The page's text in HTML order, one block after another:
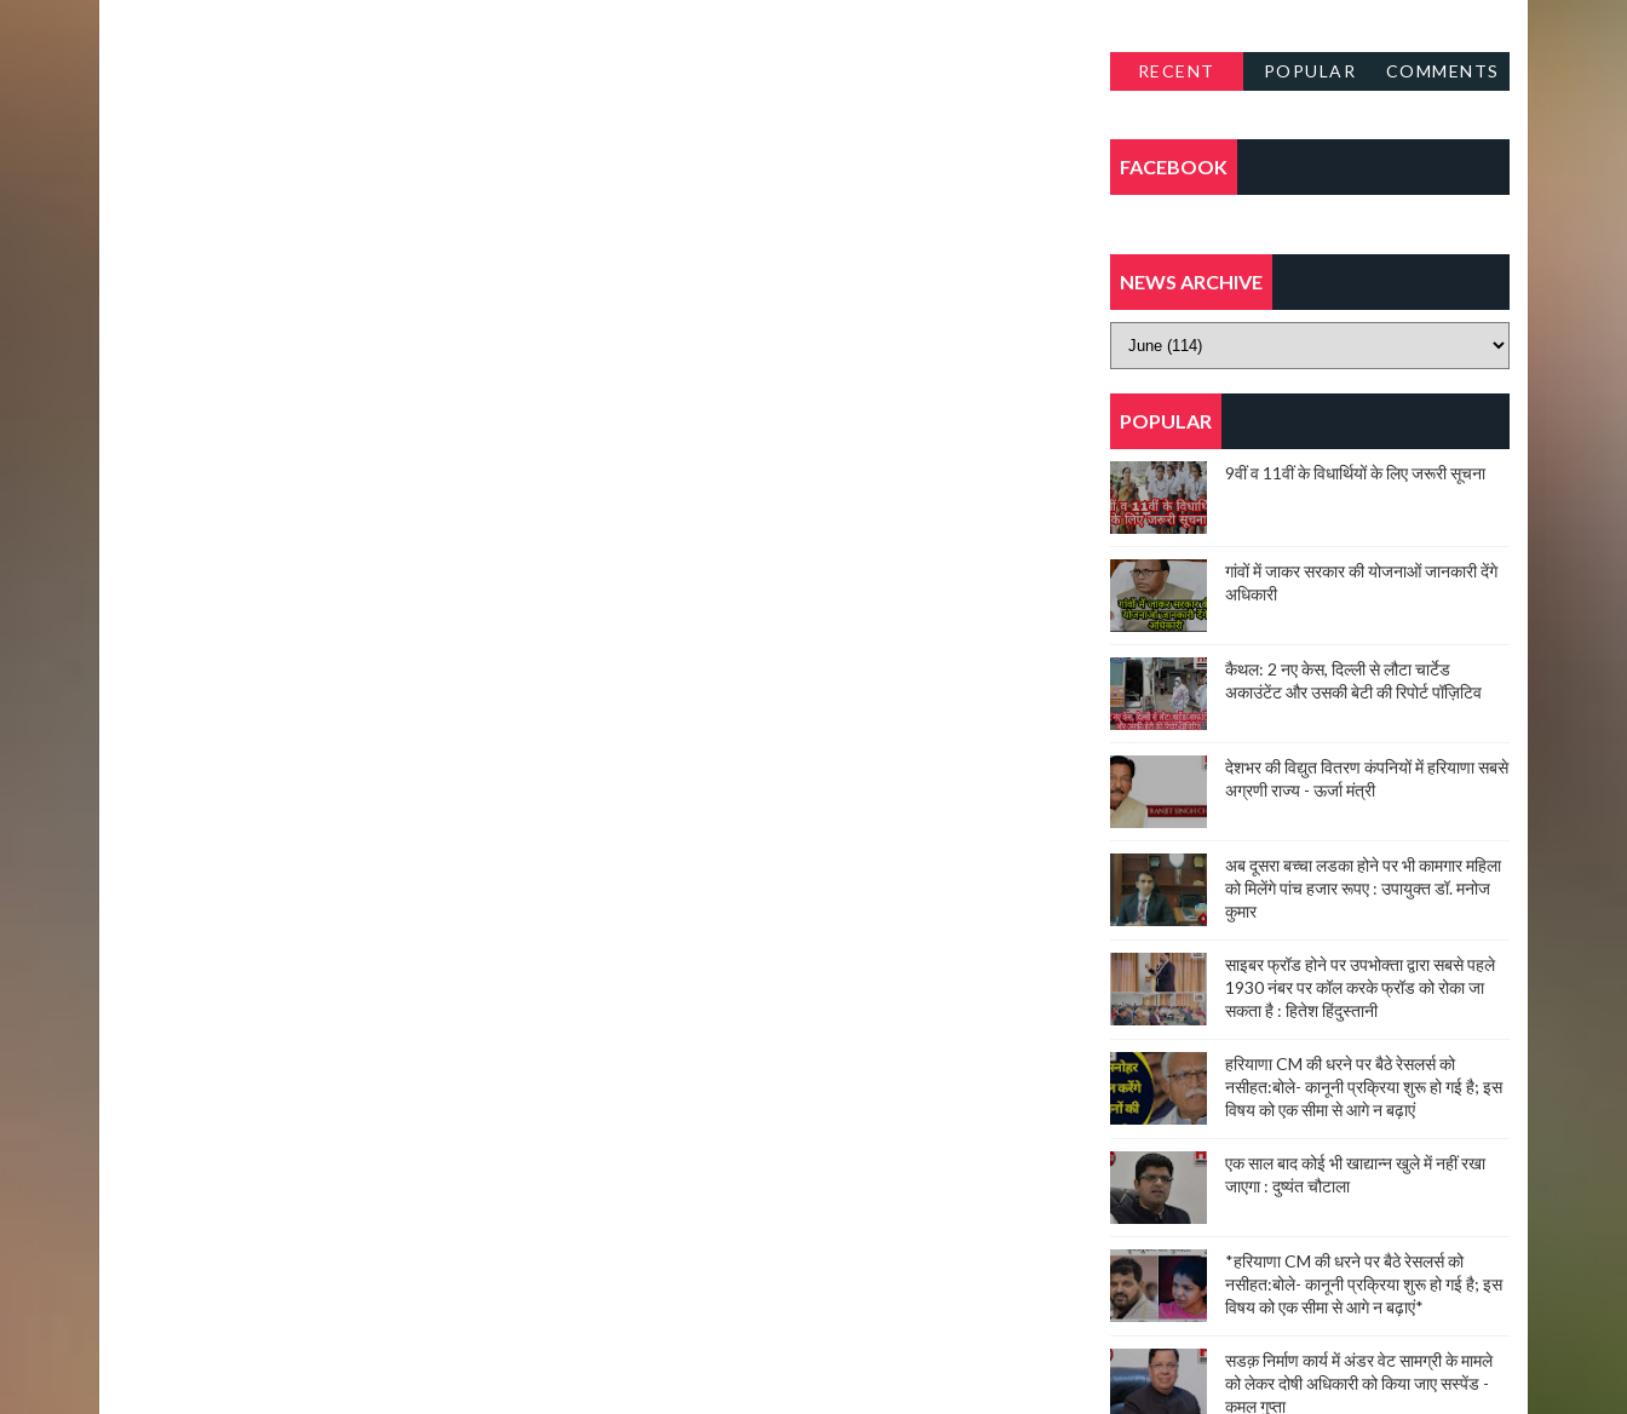
RECENT POPULAR COMMENTS
FACEBOOK
NEWS ARCHIVE
POPULAR
9वीं व 11वीं के विधार्थियों के लिए जरूरी सूचना
गांवों में जाकर सरकार की योजनाओं जानकारी देंगे
अधिकारी
कैथल: 2 नए केस, दिल्ली से लौटा चार्टेड
अकाउंटेंट और उसकी बेटी की रिपोर्ट पॉज़िटिव
देशभर की विद्युत वितरण कंपनियों में हरियाणा सबसे
अग्रणी राज्य - ऊर्जा मंत्री
अब दूसरा बच्चा लडका होने पर भी कामगार महिला
को मिलेंगे पांच हजार रूपए : उपायुक्त डॉ. मनोज
कुमार
साइबर फ्रॉड होने पर उपभोक्ता द्वारा सबसे पहले
1930 नंबर पर कॉल करके फ्रॉड को रोका जा
सकता है : हितेश हिंदुस्तानी
हरियाणा CM की धरने पर बैठे रेसलर्स को
नसीहत:बोले- कानूनी प्रक्रिया शुरू हो गई है; इस
विषय को एक सीमा से आगे न बढ़ाएं
एक साल बाद कोई भी खाद्यान्न खुले में नहीं रखा
जाएगा : दुष्यंत चौटाला
*हरियाणा CM की धरने पर बैठे रेसलर्स को
नसीहत:बोले- कानूनी प्रक्रिया शुरू हो गई है; इस
विषय को एक सीमा से आगे न बढ़ाएं*
सडक़ निर्माण कार्य में अंडर वेट सामग्री के मामले
को लेकर दोषी अधिकारी को किया जाए सस्पेंड -
कमल गुप्ता